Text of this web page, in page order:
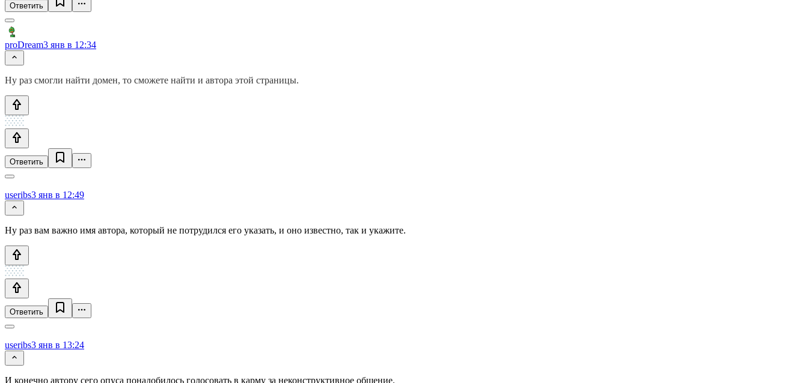
Ответить
proDream3 янв в 12:34
Ну раз смогли найти домен, то сможете найти и автора этой страницы.
Ответить
useribs3 янв в 12:49
Ну раз вам важно имя автора, который не потрудился его указать, и оно известно, так и укажите.
Ответить
useribs3 янв в 13:24
И конечно автору сего опуса понадобилось голосовать в карму за неконструктивное общение.